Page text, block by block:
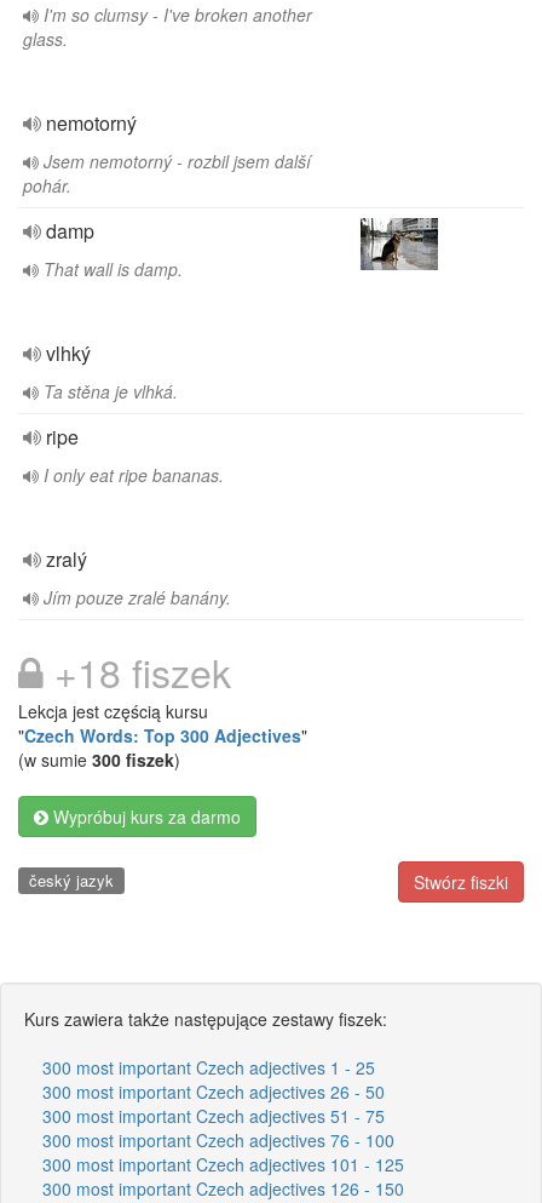
I'm so clumsy - I've broken another
glass.
nemotorný
Jsem nemotorný - rozbil jsem další
pohár.
damp
That wall is damp.
vlhký
Ta stěna je vlhká.
ripe
I only eat ripe bananas.
zralý
Jím pouze zralé banány.
+18 fiszek
Lekcja jest częścią kursu
"Czech Words: Top 300 Adjectives"
(w sumie 300 fiszek)
Wypróbuj kurs za darmo
Stwórz fiszki
český jazyk
Kurs zawiera także następujące zestawy fiszek:
300 most important Czech adjectives 1 - 25
300 most important Czech adjectives 26 - 50
300 most important Czech adjectives 51 - 75
300 most important Czech adjectives 76 - 100
300 most important Czech adjectives 101 - 125
300 most important Czech adjectives 126 - 150